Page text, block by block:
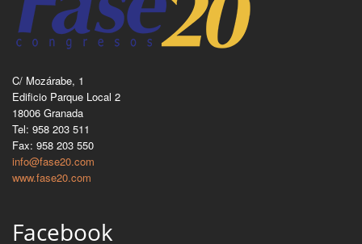
C/ Mozárabe, 1
Edificio Parque Local 2
18006 Granada
Tel: 958 203 511
Fax: 958 203 550
info@fase20.com
www.fase20.com
Facebook